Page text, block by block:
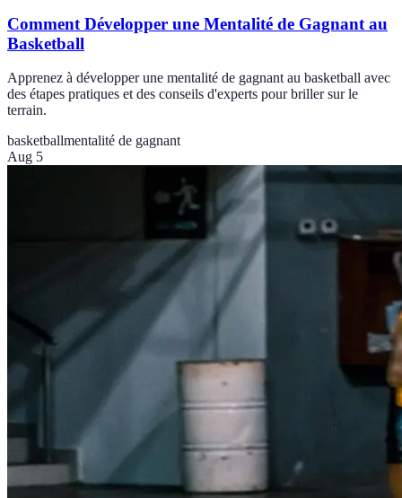
Comment Développer une Mentalité de Gagnant au
Basketball
Apprenez à développer une mentalité de gagnant au basketball avec
des étapes pratiques et des conseils d'experts pour briller sur le
terrain.
basketballmentalité de gagnant
Aug 5